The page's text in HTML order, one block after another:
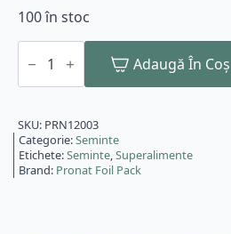
100 în stoc
Cantitate
Seminte
chia
1000g
Pronat
Adaugă În Coș
SKU: PRN12003
Categorie:Seminte
Etichete:Seminte,Superalimente
Brand: Pronat Foil Pack